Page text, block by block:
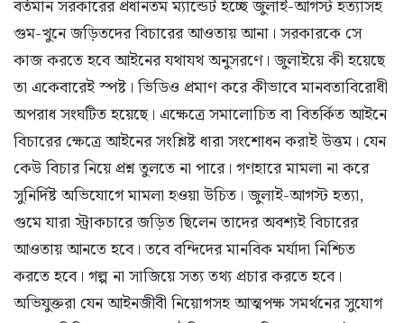
বর্তমান সরকারের প্রধানতম ম্যান্ডেট হচ্ছে জুলাই-আগস্ট হত্যাসহ
গুম-খুনে জড়িতদের বিচারের আওতায় আনা। সরকারকে সে
কাজ করতে হবে আইনের যথাযথ অনুসরণে। জুলাইয়ে কী হয়েছে
তা একেবারেই স্পষ্ট। ভিডিও প্রমাণ করে কীভাবে মানবতাবিরোধী
অপরাধ সংঘটিত হয়েছে। এক্ষেত্রে সমালোচিত বা বিতর্কিত আইনে
বিচারের ক্ষেত্রে আইনের সংশ্লিষ্ট ধারা সংশোধন করাই উত্তম। যেন
কেউ বিচার নিয়ে প্রশ্ন তুলতে না পারে। গণহারে মামলা না করে
সুনির্দিষ্ট অভিযোগে মামলা হওয়া উচিত। জুলাই-আগস্ট হত্যা,
গুমে যারা স্ট্রাকচারে জড়িত ছিলেন তাদের অবশ্যই বিচারের
আওতায় আনতে হবে। তবে বন্দিদের মানবিক মর্যাদা নিশ্চিত
করতে হবে। গল্প না সাজিয়ে সত্য তথ্য প্রচার করতে হবে।
অভিযুক্তরা যেন আইনজীবী নিয়োগসহ আত্মপক্ষ সমর্থনের সুযোগ